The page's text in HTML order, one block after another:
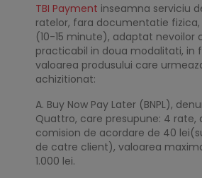
TBI Payment inseamna serviciu
ratelor, fara documentatie
(10-15 minute), adaptat nevoilor
practicabil in doua modalitati, in
valoarea produsului care
achizitionat:
A. Buy Now Pay Later (BNPL),
Quattro, care presupune: 4 rate,
comision de acordare de 40
de catre client), valoarea
1.000 lei.